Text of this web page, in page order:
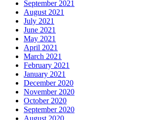
September 2021
August 2021
July 2021
June 2021
May 2021
April 2021
March 2021
February 2021
January 2021
December 2020
November 2020
October 2020
September 2020
August 2020